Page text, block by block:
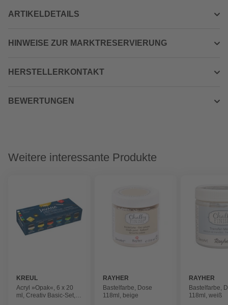
ARTIKELDETAILS
HINWEISE ZUR MARKTRESERVIERUNG
HERSTELLERKONTAKT
BEWERTUNGEN
Weitere interessante Produkte
KREUL
Acryl »Opak«, 6 x 20
ml, Creativ Basic-Set,
RAYHER
Bastelfarbe, Dose
118ml, beige
RAYHER
Bastelfarbe,
118ml, weiß